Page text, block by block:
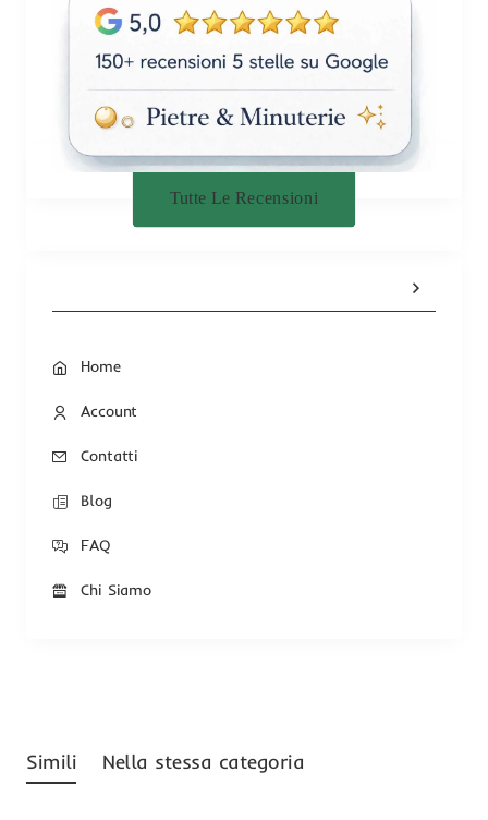
Tutte Le Recensioni
Home
Account
Contatti
Blog
FAQ
Chi Siamo
Simili Nella stessa categoria